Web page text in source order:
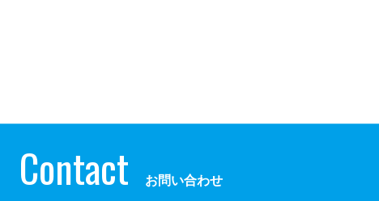
Contact お問い合わせ